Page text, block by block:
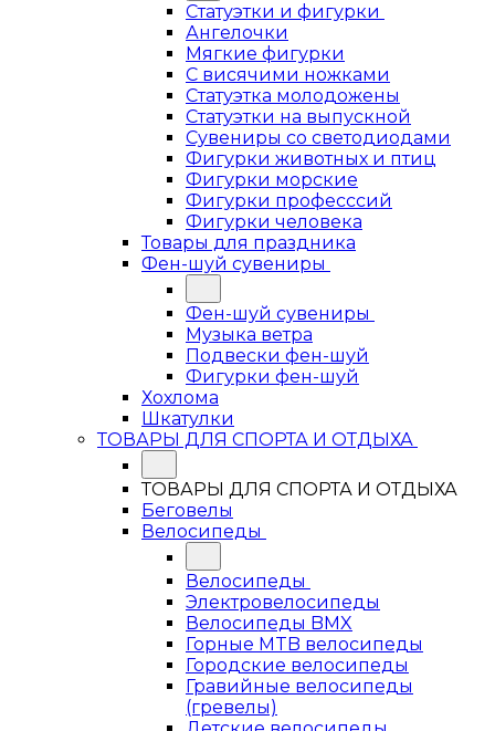
Статуэтки и фигурки
Ангелочки
Мягкие фигурки
С висячими ножками
Статуэтка молодожены
Статуэтки на выпускной
Сувениры со светодиодами
Фигурки животных и птиц
Фигурки морские
Фигурки професссий
Фигурки человека
Товары для праздника
Фен-шуй сувениры
Фен-шуй сувениры
Музыка ветра
Подвески фен-шуй
Фигурки фен-шуй
Хохлома
Шкатулки
ТОВАРЫ ДЛЯ СПОРТА И ОТДЫХА
ТОВАРЫ ДЛЯ СПОРТА И ОТДЫХА
Беговелы
Велосипеды
Велосипеды
Электровелосипеды
Велосипеды BMX
Горные MTB велосипеды
Городские велосипеды
Гравийные велосипеды
(гревелы)